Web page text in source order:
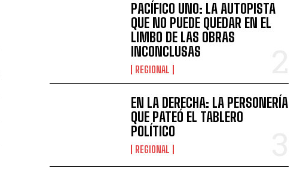
PACÍFICO UNO: LA AUTOPISTA
QUE NO PUEDE QUEDAR EN EL
LIMBO DE LAS OBRAS
INCONCLUSAS
REGIONAL
EN LA DERECHA: LA PERSONERÍA
QUE PATEÓ EL TABLERO
POLÍTICO
REGIONAL